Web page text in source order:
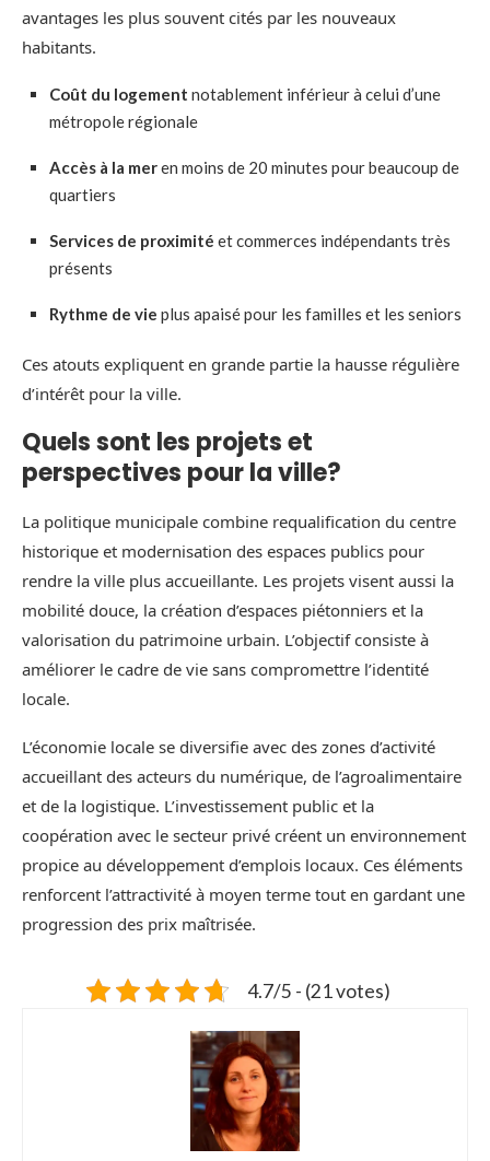
avantages les plus souvent cités par les nouveaux
habitants.
Coût du logement notablement inférieur à celui d’une
métropole régionale
Accès à la meren moins de 20 minutes pour beaucoup de
quartiers
Services de proximité et commerces indépendants très
présents
Rythme de vie plus apaisé pour les familles et les seniors
Ces atouts expliquent en grande partie la hausse régulière
d’intérêt pour la ville.
Quels sont les projets et
perspectives pour la ville?
La politique municipale combine requalification du centre
historique et modernisation des espaces publics pour
rendre la ville plus accueillante. Les projets visent aussi la
mobilité douce, la création d’espaces piétonniers et la
valorisation du patrimoine urbain. L’objectif consiste à
améliorer le cadre de vie sans compromettre l’identité
locale.
L’économie locale se diversifie avec des zones d’activité
accueillant des acteurs du numérique, de l’agroalimentaire
et de la logistique. L’investissement public et la
coopération avec le secteur privé créent un environnement
propice au développement d’emplois locaux. Ces éléments
renforcent l’attractivité à moyen terme tout en gardant une
progression des prix maîtrisée.
4.7/5 - (21 votes)